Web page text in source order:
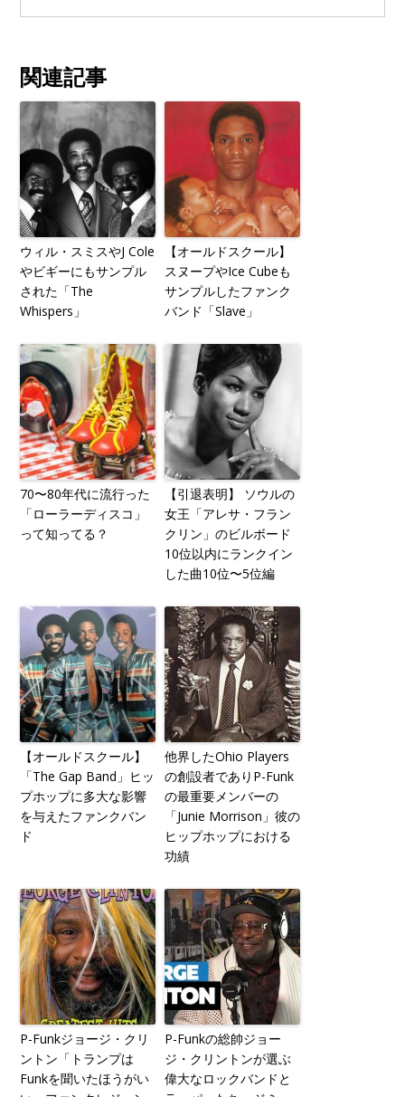
関連記事
ウィル・スミスやJ Cole
やビギーにもサンプル
された「The
Whispers」
【オールドスクール】
スヌープやIce Cubeも
サンプルしたファンク
バンド「Slave」
70〜80年代に流行った
「ローラーディスコ」
って知ってる？
【引退表明】 ソウルの
女王「アレサ・フラン
クリン」のビルボード
10位以内にランクイン
した曲10位〜5位編
【オールドスクール】
「The Gap Band」ヒッ
プホップに多大な影響
を与えたファンクバン
ド
他界したOhio Players
の創設者でありP-Funk
の最重要メンバーの
「Junie Morrison」彼の
ヒップホップにおける
功績
P-Funkジョージ・クリ
ントン「トランプは
Funkを聞いたほうがい
P-Funkの総帥ジョー
ジ・クリントンが選ぶ
偉大なロックバンドと